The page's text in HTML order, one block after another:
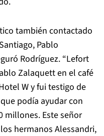
también contactado
Pablo
Rodríguez. “Lefort
Zalaquett en el café
W y fui testigo de
podía ayudar con
millones. Este señor
hermanos Alessandri,